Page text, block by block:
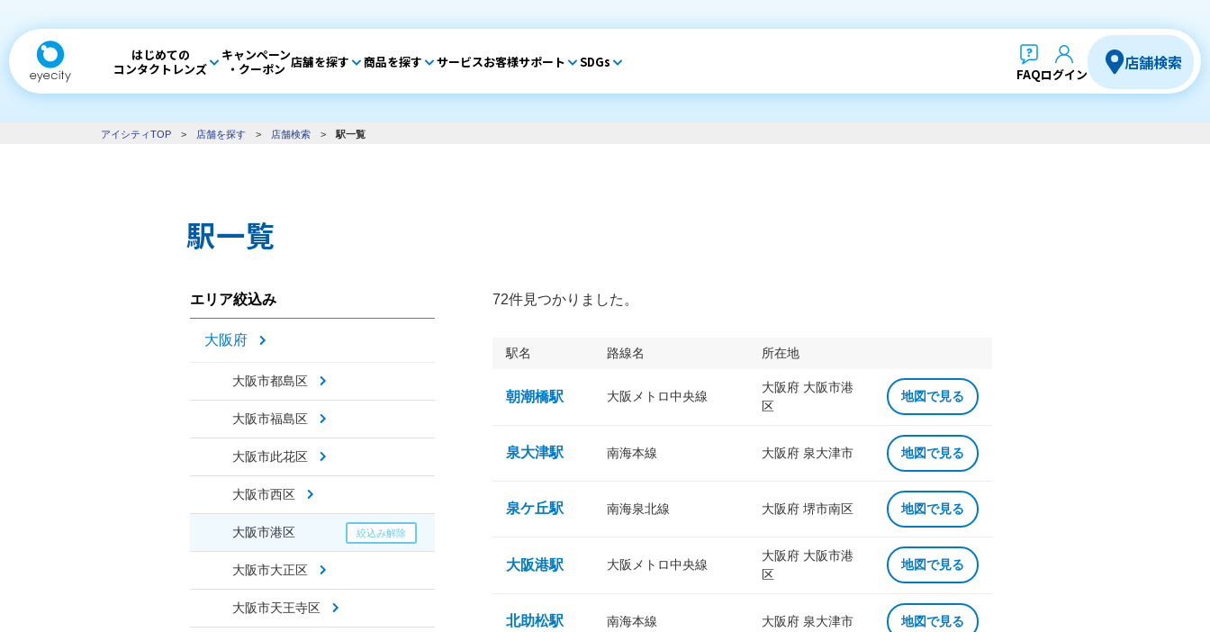
はじめての
コンタクトレンズ
キャンペーン
・クーポン 店舗を探す 商品を探す サービスお客様サポート SDGs
FAQログイン
店舗検索
アイシティTOP > 店舗を探す > 店舗検索 > 駅一覧
駅一覧
エリア絞込み
大阪府
大阪市都島区
大阪市福島区
大阪市此花区
大阪市西区
大阪市港区
大阪市大正区
大阪市天王寺区
72件見つかりました。
駅名 路線名 所在地
朝潮橋駅 大阪メトロ中央線
大阪府 大阪市港
区
地図で見る
泉大津駅 南海本線 大阪府 泉大津市 地図で見る
泉ケ丘駅 南海泉北線 大阪府 堺市南区 地図で見る
大阪港駅 大阪メトロ中央線
大阪府 大阪市港
区
地図で見る
北助松駅 南海本線 大阪府 泉大津市 地図で見る